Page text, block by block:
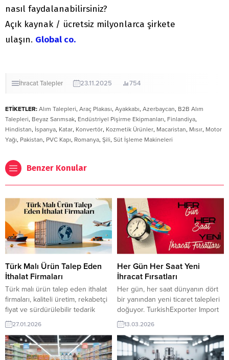
nasıl faydalanabilirsiniz?
Açık kaynak / ücretsiz milyonlarca şirkete
ulaşın. Global co.
İhracatTalepler 23.11.2025 754
ETİKETLER: Alım Talepleri, Araç Plakası, Ayakkabı, Azerbaycan, B2B Alım
Talepleri, Beyaz Sarımsak, Endüstriyel Pişirme Ekipmanları, Finlandiya,
Hindistan, İspanya, Katar, Konvertör, Kozmetik Ürünler, Macaristan, Mısır, Motor
Yağı, Pakistan, PVC Kapı, Romanya, Şili, Süt İşleme Makineleri
Benzer Konular
Türk Malı Ürün Talep Eden
İthalat Firmaları
Türk malı ürün talep eden ithalat
firmaları, kaliteli üretim, rekabetçi
fiyat ve sürdürülebilir tedarik
avantajlarıyla Türk ihracatçılarını
tercih ediyor. Güncel alım
talepleriyle yeni pazarlara
ulaşmak ve güvenilir alıcılarla
27.01.2026
Her Gün Her Saat Yeni
İhracat Fırsatları
Her gün, her saat dünyanın dört
bir yanından yeni ticaret talepleri
doğuyor. TurkishExporter Import
Export Trade Leads ile ihracatçılar
güncel alıcı taleplerine hızlıca
ulaşır, doğru firmalarla bağlantı
kurar ve yeni pazarlara açılma
13.03.2026